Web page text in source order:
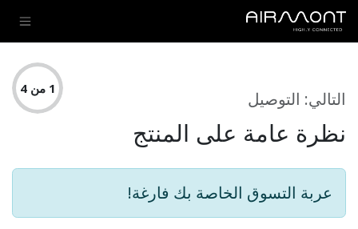
تخطي للذهاب إلى المحتوى
التالي: التوصيل
1 من 4
نظرة عامة على المنتج
عربة التسوق الخاصة بك فارغة!